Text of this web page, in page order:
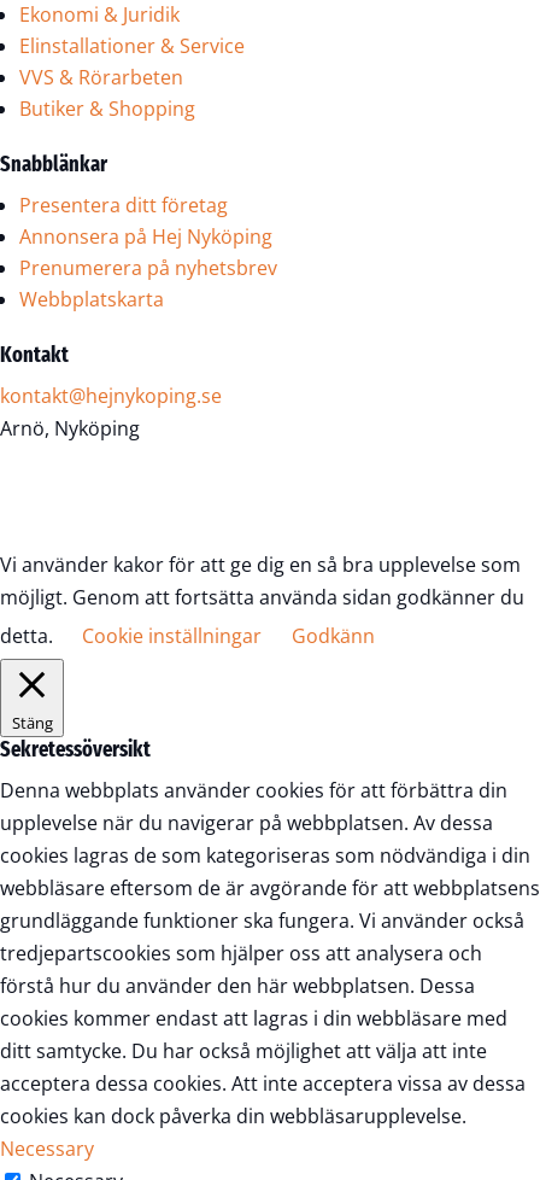
Ekonomi & Juridik
Elinstallationer & Service
VVS & Rörarbeten
Butiker & Shopping
Snabblänkar
Presentera ditt företag
Annonsera på Hej Nyköping
Prenumerera på nyhetsbrev
Webbplatskarta
Kontakt
kontakt@hejnykoping.se
Arnö, Nyköping
Vi använder kakor för att ge dig en så bra upplevelse som
möjligt. Genom att fortsätta använda sidan godkänner du
detta.
Cookie inställningar Godkänn
Stäng
Sekretessöversikt
Denna webbplats använder cookies för att förbättra din
upplevelse när du navigerar på webbplatsen. Av dessa
cookies lagras de som kategoriseras som nödvändiga i din
webbläsare eftersom de är avgörande för att webbplatsens
grundläggande funktioner ska fungera. Vi använder också
tredjepartscookies som hjälper oss att analysera och
förstå hur du använder den här webbplatsen. Dessa
cookies kommer endast att lagras i din webbläsare med
ditt samtycke. Du har också möjlighet att välja att inte
acceptera dessa cookies. Att inte acceptera vissa av dessa
cookies kan dock påverka din webbläsarupplevelse.
Necessary